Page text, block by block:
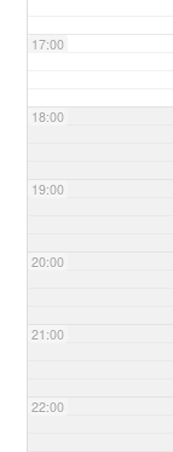
17:00
18:00
19:00
20:00
21:00
22:00